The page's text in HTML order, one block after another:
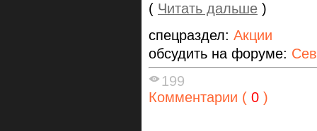
( Читать дальше )
спецраздел: Акции
обсудить на форуме:
199
Комментарии ( 0 )